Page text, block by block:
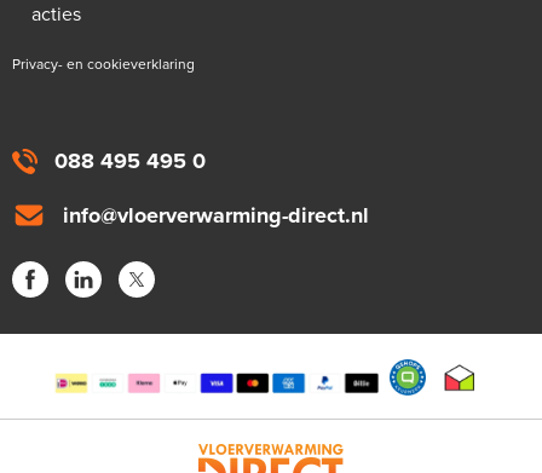
088 495 495 0
info@vloerverwarming-direct.nl
acties
Privacy- en cookieverklaring